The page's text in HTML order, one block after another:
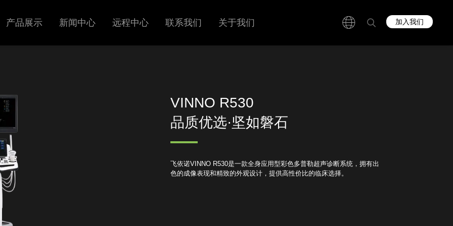
加入我们
产品展示 新闻中心 远程中心 联系我们 关于我们
VINNO R530
品质优选·坚如磐石
飞依诺VINNO R530是一款全身应用型彩色多普勒超声诊断系统，拥有出
色的成像表现和精致的外观设计，提供高性价比的临床选择。